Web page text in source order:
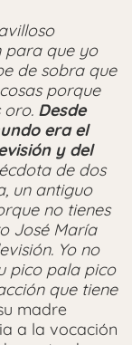
para que yo
de sobra que
porque
oro. Desde
era el
y del
de dos
un antiguo
no tienes
José María
Yo no
pico pala pico
que tiene
madre
a la vocación